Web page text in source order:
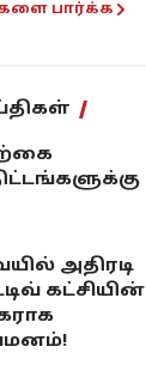
பார்க்க
அதிரடி
கட்சியின்